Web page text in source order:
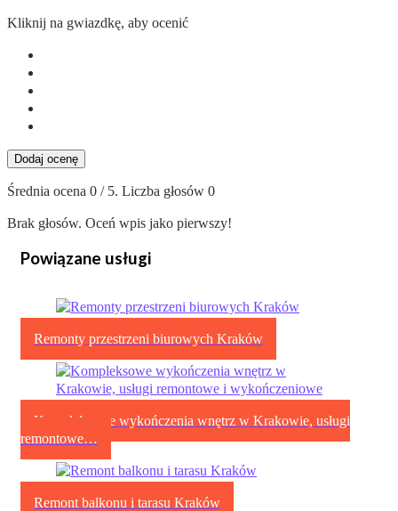
Kliknij na gwiazdkę, aby ocenić
Dodaj ocenę
Średnia ocena 0 / 5. Liczba głosów 0
Brak głosów. Oceń wpis jako pierwszy!
Powiązane usługi
Remonty przestrzeni biurowych Kraków
Kompleksowe wykończenia wnętrz w Krakowie, usługi
remontowe…
Remont balkonu i tarasu Kraków